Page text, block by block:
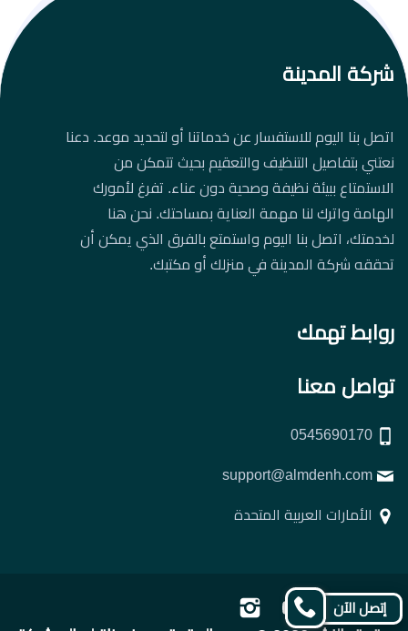
شركة المدينة
اتصل بنا اليوم للاستفسار عن خدماتنا أو لتحديد موعد. دعنا
نعتني بتفاصيل التنظيف والتعقيم بحيث تتمكن من
الاستمتاع ببيئة نظيفة وصحية دون عناء. تفرغ لأمورك
الهامة واترك لنا مهمة العناية بمساحتك. نحن هنا
لخدمتك، اتصل بنا اليوم واستمتع بالفرق الذي يمكن أن
تحققه شركة المدينة في منزلك أو مكتبك.
روابط تهمك
تواصل معنا
الأمارات العربية المتحدة
تابعنا
تابعنا
تابعنا
إتصل الآن